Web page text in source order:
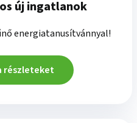
új ingatlanok
energiatanusítvánnyal!
részleteket